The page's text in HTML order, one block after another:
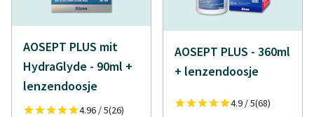
AOSEPT PLUS mit
HydraGlyde - 90ml +
lenzendoosje
4.96 / 5(26)
AOSEPT PLUS - 360ml
+ lenzendoosje
4.9 / 5(68)